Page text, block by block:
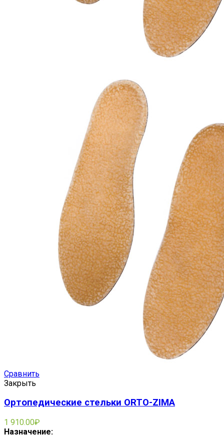
Сравнить
Закрыть
Ортопедические стельки ORTO-ZIMA
1 910.00₽
Назначение: